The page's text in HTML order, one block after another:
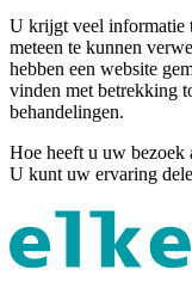
U krijgt veel informatie
meteen te kunnen
hebben een website
vinden met betrekking
behandelingen.
Hoe heeft u uw bezoek
U kunt uw ervaring